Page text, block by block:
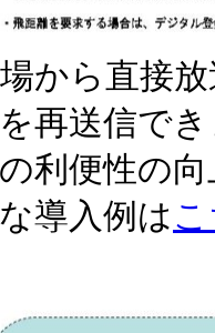
から直接
再送信で
利便性の
導入例は